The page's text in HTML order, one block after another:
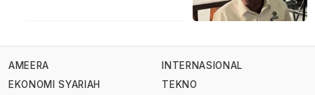
AMEERA
EKONOMI SYARIAH
INTERNASIONAL
TEKNO